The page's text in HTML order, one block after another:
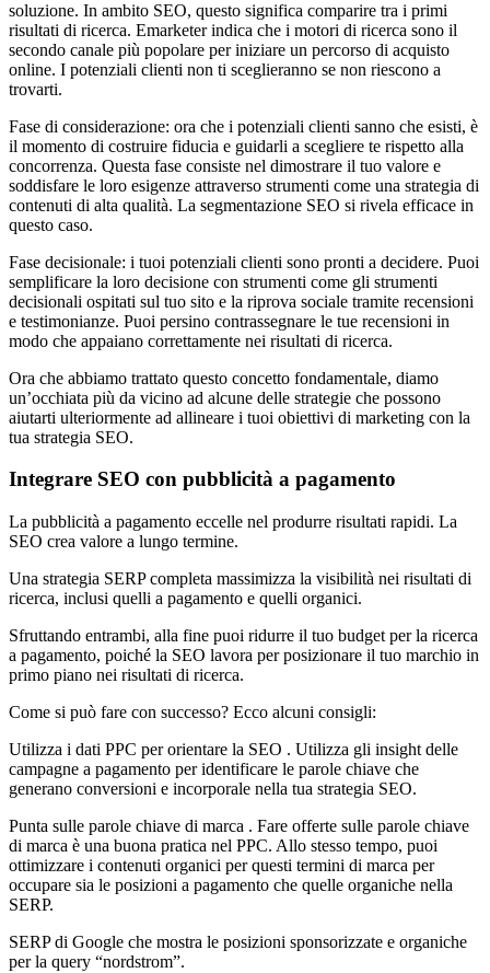
soluzione. In ambito SEO, questo significa comparire tra i primi
risultati di ricerca. Emarketer indica che i motori di ricerca sono il
secondo canale più popolare per iniziare un percorso di acquisto
online. I potenziali clienti non ti sceglieranno se non riescono a
trovarti.
Fase di considerazione: ora che i potenziali clienti sanno che esisti, è
il momento di costruire fiducia e guidarli a scegliere te rispetto alla
concorrenza. Questa fase consiste nel dimostrare il tuo valore e
soddisfare le loro esigenze attraverso strumenti come una strategia di
contenuti di alta qualità. La segmentazione SEO si rivela efficace in
questo caso.
Fase decisionale: i tuoi potenziali clienti sono pronti a decidere. Puoi
semplificare la loro decisione con strumenti come gli strumenti
decisionali ospitati sul tuo sito e la riprova sociale tramite recensioni
e testimonianze. Puoi persino contrassegnare le tue recensioni in
modo che appaiano correttamente nei risultati di ricerca.
Ora che abbiamo trattato questo concetto fondamentale, diamo
un’occhiata più da vicino ad alcune delle strategie che possono
aiutarti ulteriormente ad allineare i tuoi obiettivi di marketing con la
tua strategia SEO.
Integrare SEO con pubblicità a pagamento
La pubblicità a pagamento eccelle nel produrre risultati rapidi. La
SEO crea valore a lungo termine.
Una strategia SERP completa massimizza la visibilità nei risultati di
ricerca, inclusi quelli a pagamento e quelli organici.
Sfruttando entrambi, alla fine puoi ridurre il tuo budget per la ricerca
a pagamento, poiché la SEO lavora per posizionare il tuo marchio in
primo piano nei risultati di ricerca.
Come si può fare con successo? Ecco alcuni consigli:
Utilizza i dati PPC per orientare la SEO . Utilizza gli insight delle
campagne a pagamento per identificare le parole chiave che
generano conversioni e incorporale nella tua strategia SEO.
Punta sulle parole chiave di marca . Fare offerte sulle parole chiave
di marca è una buona pratica nel PPC. Allo stesso tempo, puoi
ottimizzare i contenuti organici per questi termini di marca per
occupare sia le posizioni a pagamento che quelle organiche nella
SERP.
SERP di Google che mostra le posizioni sponsorizzate e organiche
per la query “nordstrom”.